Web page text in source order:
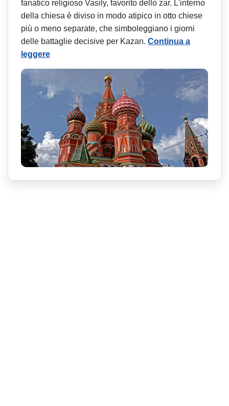
fanatico religioso Vasily, favorito dello zar. L'interno
della chiesa è diviso in modo atipico in otto chiese
più o meno separate, che simboleggiano i giorni
delle battaglie decisive per Kazan. Continua a
leggere